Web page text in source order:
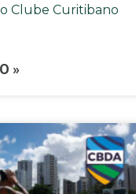
Clube Curitibano
»